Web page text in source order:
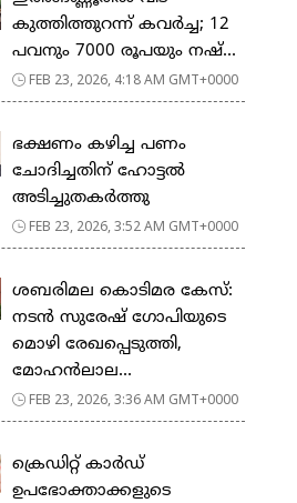
കുത്തിത്തുറന്ന് കവർച്ച; 12
പവനും 7000 രൂപയും നഷ്...
FEB 23, 2026, 4:18 AM GMT+0000
ഭക്ഷണം കഴിച്ച പണം
ചോദിച്ചതിന് ഹോട്ടൽ
അടിച്ചുതകർത്തു
FEB 23, 2026, 3:52 AM GMT+0000
ശബരിമല കൊടിമര കേസ്:
നടൻ സുരേഷ് ഗോപിയുടെ
മൊഴി രേഖപ്പെടുത്തി,
മോഹൻലാല...
FEB 23, 2026, 3:36 AM GMT+0000
ക്രെഡിറ്റ് കാർഡ്
ഉപഭോക്താക്കളുടെ